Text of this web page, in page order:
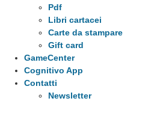
Pdf
Libri cartacei
Carte da stampare
Gift card
GameCenter
Cognitivo App
Contatti
Newsletter